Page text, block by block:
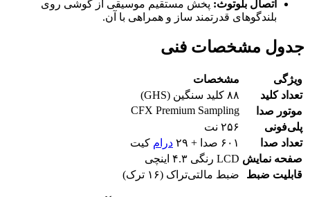
اتصال بلوتوث: پخش مستقیم موسیقی از گوشی روی
بلندگوهای قدرتمند ساز و همراهی با آن.
جدول مشخصات فنی
ویژگی
مشخصات
تعداد کلید
۸۸ کلید سنگین (GHS)
موتور صدا
CFX Premium Sampling
پلی‌فونی
۲۵۶ نت
تعداد صدا
۶۰۱ صدا + ۲۹ درام کیت
صفحه نمایش LCD رنگی ۴.۳ اینچی
قابلیت ضبط
ضبط مالتی‌تراک (۱۶ ترک)